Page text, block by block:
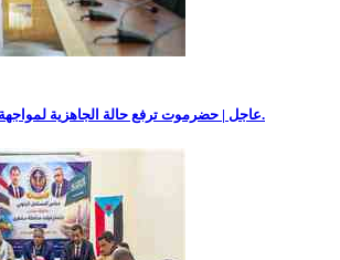
عاجل | حضرموت ترفع حالة الجاهزية لمواجهة تداعيات التصعيد الحوثي.